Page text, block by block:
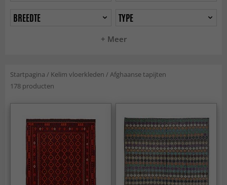
+ Meer
BREEDTE
TYPE
Startpagina / Kelim vloerkleden /Afghaanse tapijten
178 producten